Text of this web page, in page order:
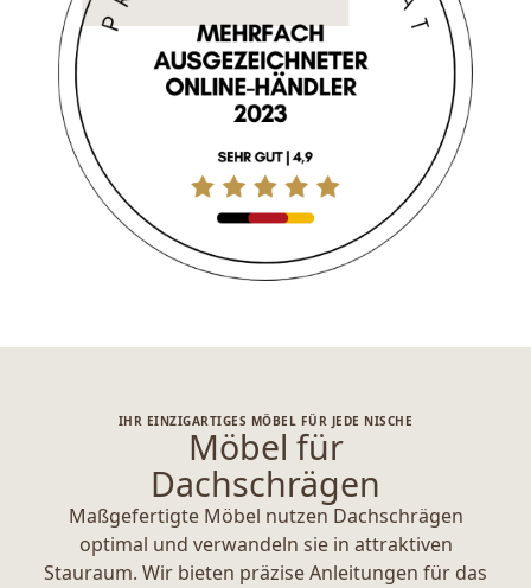
IHR EINZIGARTIGES MÖBEL FÜR JEDE NISCHE
Möbel für
Dachschrägen
Maßgefertigte Möbel nutzen Dachschrägen
optimal und verwandeln sie in attraktiven
Stauraum. Wir bieten präzise Anleitungen für das